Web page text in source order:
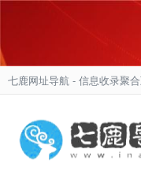
七鹿网址导航 - 信息收录聚